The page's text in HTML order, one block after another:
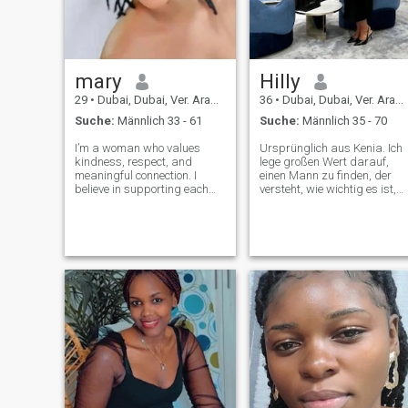
mary
29 • Dubai, Dubai, Ver. Arab. Em.
Suche: Männlich 33 - 61
I’m a woman who values
kindness, respect, and
meaningful connection. I
believe in supporting each
about what they do and who
know how to balance
success
Hilly
36 • Dubai, Dubai, Ver. Arab. Em.
Suche: Männlich 35 - 70
Ursprünglich aus Kenia. Ich
lege großen Wert darauf,
einen Mann zu finden, der
versteht, wie wichtig es ist,
stehen, ist ein Eckpfeiler der
Bindung, die ich aufbauen
möchte. Meine
Lebensaussichten waren
immer von Entschlossenheit
und Resilienz geprägt, aber
ich schätze die gemeinsame
Stärke, die aus einer
Partnerschaft hervorgeht,
zutiefst. Ob es um
Karrierewünsche,